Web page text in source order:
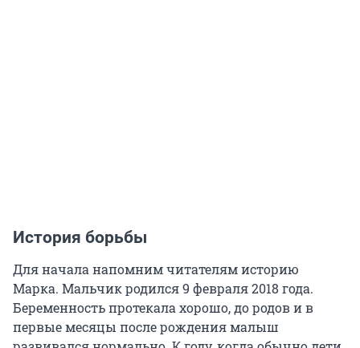
История борьбы
Для начала напомним читателям историю
Марка. Мальчик родился 9 февраля 2018 года.
Беременность протекала хорошо, до родов и в
первые месяцы после рождения малыш